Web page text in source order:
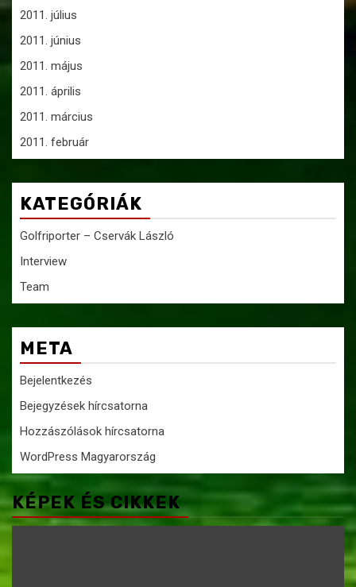
2011. július
2011. június
2011. május
2011. április
2011. március
2011. február
KATEGÓRIÁK
Golfriporter – Cservák László
Interview
Team
META
Bejelentkezés
Bejegyzések hírcsatorna
Hozzászólások hírcsatorna
WordPress Magyarország
KÉPEK ÉS CIKKEK